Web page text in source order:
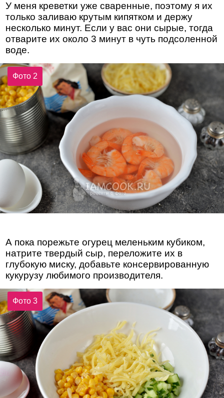
У меня креветки уже сваренные, поэтому я их
только заливаю крутым кипятком и держу
несколько минут. Если у вас они сырые, тогда
отварите их около 3 минут в чуть подсоленной
воде.
Фото 2
А пока порежьте огурец меленьким кубиком,
натрите твердый сыр, переложите их в
глубокую миску, добавьте консервированную
кукурузу любимого производителя.
Фото 3